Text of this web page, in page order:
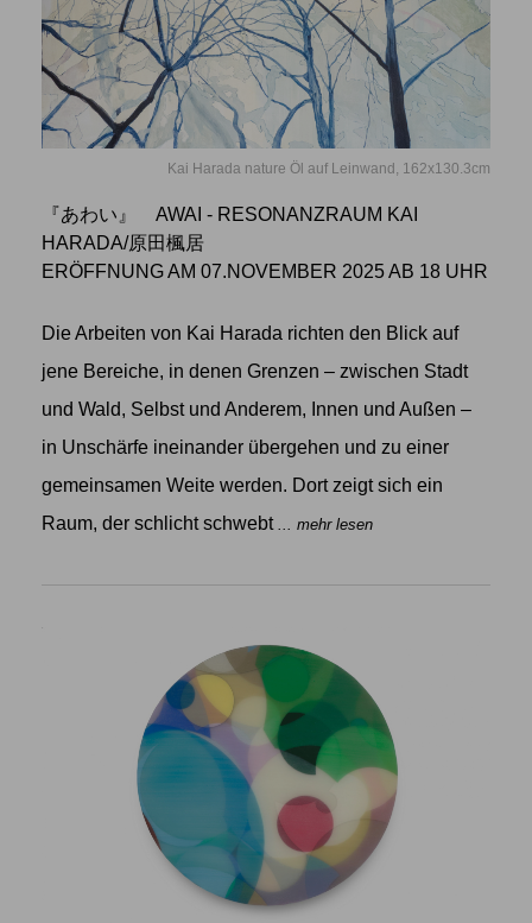
Kai Harada nature Öl auf Leinwand, 162x130.3cm
『あわい』 AWAI - RESONANZRAUM KAI
HARADA/原田楓居
ERÖFFNUNG AM 07.NOVEMBER 2025 AB 18 UHR
Die Arbeiten von Kai Harada richten den Blick auf
jene Bereiche, in denen Grenzen – zwischen Stadt
und Wald, Selbst und Anderem, Innen und Außen –
in Unschärfe ineinander übergehen und zu einer
gemeinsamen Weite werden. Dort zeigt sich ein
Raum, der schlicht schwebt
... mehr lesen